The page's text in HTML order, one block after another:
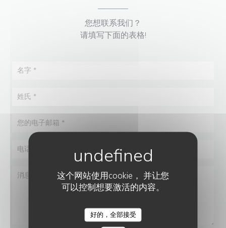
这个网站使用cookie， 并让您
可以控制想要激活的内容。
好的，全部接受
您想联系我们？
请填写下面的表格!
LE SAINT LAZARE